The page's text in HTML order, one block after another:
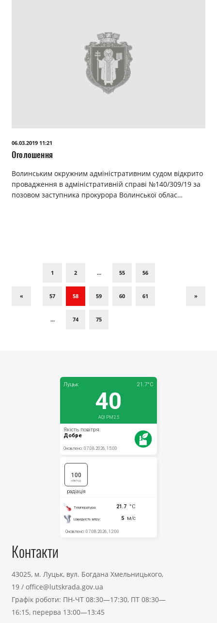
06.03.2019 11:21
Оголошення
Волинським окружним адміністративним судом відкрито
провадження в адміністративній справі №140/309/19 за
позовом заступника прокурора Волинської облас…
«
1 2 ... 55 56
57 58 59 60 61
... 74 75
»
Контакти
43025, м. Луцьк, вул. Богдана Хмельницького,
19 / office@lutskrada.gov.ua
Графік роботи: ПН-ЧТ 08:30—17:30, ПТ 08:30—
16:15, перерва 13:00—13:45